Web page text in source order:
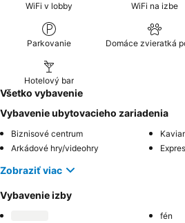
WiFi v lobby WiFi na izbe
Parkovanie
Hotelový bar
Všetko vybavenie
Vybavenie ubytovacieho zariadenia
Biznisové centrum
Arkádové hry/videohry
Zobraziť viac
Vybavenie izby
fén